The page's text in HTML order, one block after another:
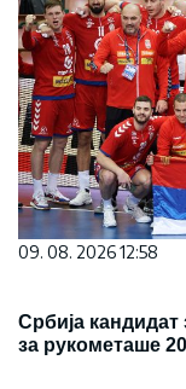
09. 08. 2026 12:58
Србија
за рукометаше